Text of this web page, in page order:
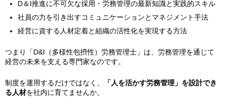
D＆I推進に不可欠な採用・労務管理の最新知識と実践的スキル
社員の力を引き出すコミュニケーションとマネジメント手法
経営に資する人材定着と組織の活性化を実現する方法
つまり「D&I（多様性包摂性）労務管理士」は、労務管理を通じて
経営の未来を支える専門家なのです。
制度を運用するだけではなく、
「人を活かす労務管理」を設計でき
る人材を社内に育てませんか。